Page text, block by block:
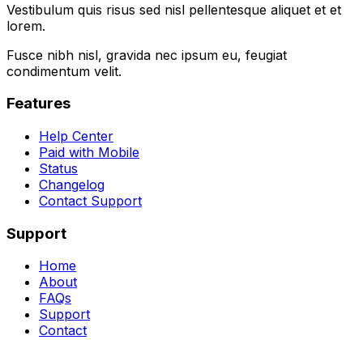
Vestibulum quis risus sed nisl pellentesque aliquet et et
lorem.
Fusce nibh nisl, gravida nec ipsum eu, feugiat
condimentum velit.
Features
Help Center
Paid with Mobile
Status
Changelog
Contact Support
Support
Home
About
FAQs
Support
Contact